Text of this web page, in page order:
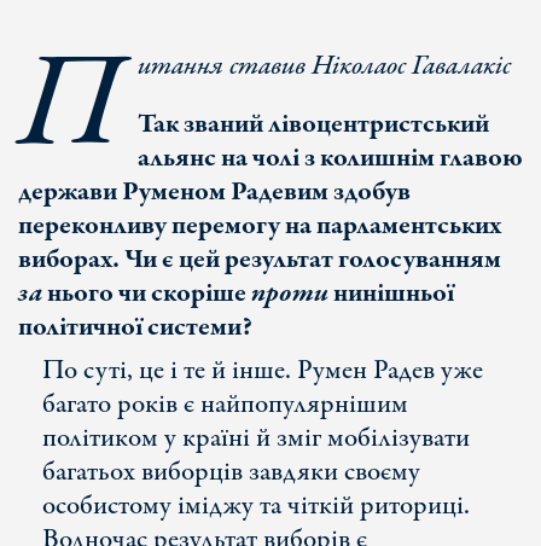
П итання ставив Ніколаос Гавалакіс
Так званий лівоцентристський
альянс на чолі з колишнім главою
держави Руменом Радевим здобув
переконливу перемогу на парламентських
виборах. Чи є цей результат голосуванням
занього чи скорішепротининішньої
політичної системи?
По суті, це і те й інше. Румен Радев уже
багато років є найпопулярнішим
політиком у країні й зміг мобілізувати
багатьох виборців завдяки своєму
особистому іміджу та чіткій риториці.